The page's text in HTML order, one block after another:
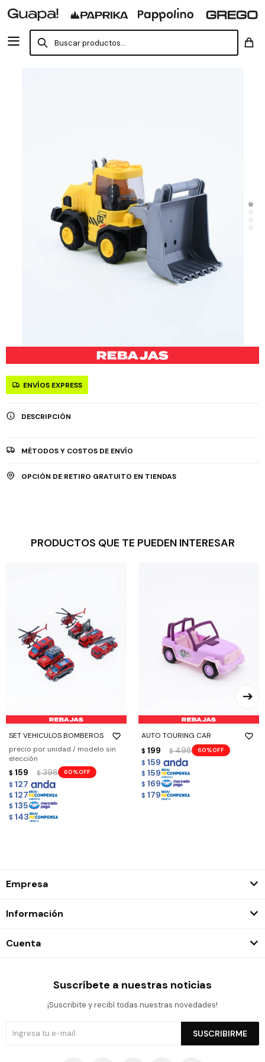
ENVÍOS EXPRESS
DESCRIPCIÓN
MÉTODOS Y COSTOS DE ENVÍO
OPCIÓN DE RETIRO GRATUITO EN TIENDAS
PRODUCTOS QUE TE PUEDEN INTERESAR
SET VEHICULOS BOMBEROS
precio por unidad / modelo sin
elección
$ 159 $ 398 60
$ 127
$ 127
$ 135
$ 143
AUTO TOURING CAR
$ 199 $ 498 60
$ 159
$ 159
$ 169
$ 179
Empresa
Información
Cuenta
Suscríbete a nuestras noticias
¡Suscribite y recibí todas nuestras novedades!
SUSCRIBIRME